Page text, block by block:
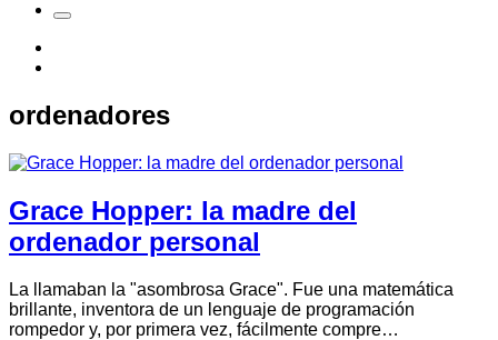
ordenadores
Grace Hopper: la madre del
ordenador personal
La llamaban la "asombrosa Grace". Fue una matemática
brillante, inventora de un lenguaje de programación
rompedor y, por primera vez, fácilmente compre…